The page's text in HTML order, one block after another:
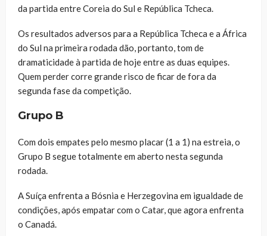
da partida entre Coreia do Sul e República Tcheca.
Os resultados adversos para a República Tcheca e a África
do Sul na primeira rodada dão, portanto, tom de
dramaticidade à partida de hoje entre as duas equipes.
Quem perder corre grande risco de ficar de fora da
segunda fase da competição.
Grupo B
Com dois empates pelo mesmo placar (1 a 1) na estreia, o
Grupo B segue totalmente em aberto nesta segunda
rodada.
A Suíça enfrenta a Bósnia e Herzegovina em igualdade de
condições, após empatar com o Catar, que agora enfrenta
o Canadá.